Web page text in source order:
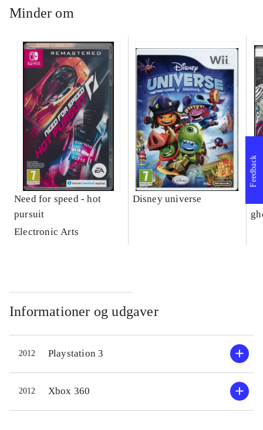
Minder om
Need for speed - hot
pursuit
Electronic Arts
Disney universe
Informationer og udgaver
2012 Playstation 3
2012 Xbox 360
Feedback